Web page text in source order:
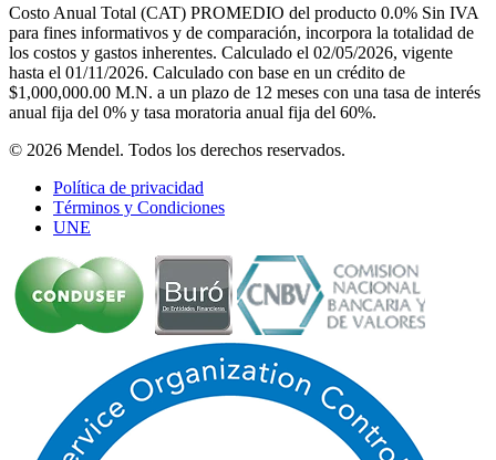
Costo Anual Total (CAT) PROMEDIO del producto 0.0% Sin IVA
para fines informativos y de comparación, incorpora la totalidad de
los costos y gastos inherentes. Calculado el 02/05/2026, vigente
hasta el 01/11/2026. Calculado con base en un crédito de
$1,000,000.00 M.N. a un plazo de 12 meses con una tasa de interés
anual fija del 0% y tasa moratoria anual fija del 60%.
© 2026 Mendel. Todos los derechos reservados.
Política de privacidad
Términos y Condiciones
UNE